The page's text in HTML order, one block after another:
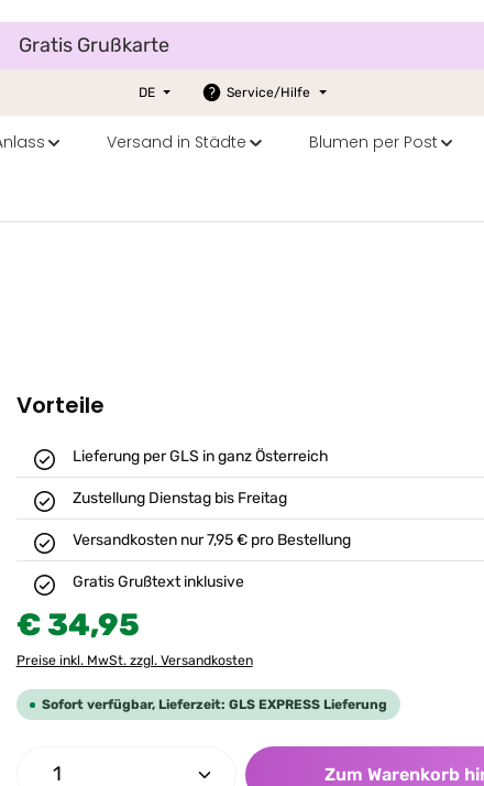
Gratis Grußkarte
DE Service/Hilfe
Versand in Städte Blumen per Post
Vorteile
Lieferung per GLS in ganz Österreich
Zustellung Dienstag bis Freitag
Versandkosten nur 7,95 € pro Bestellung
Gratis Grußtext inklusive
Regulärer Preis:
€ 34,95
Preise inkl. MwSt. zzgl. Versandkosten
Sofort verfügbar, Lieferzeit: GLS EXPRESS Lieferung
Produkt Anzahl: Gib denZum Warenkorb